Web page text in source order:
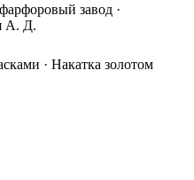
завод ·
А. Д.
· Накатка золотом